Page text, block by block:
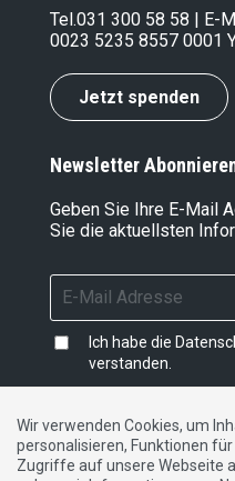
Tel.031 300 58 58 | E-
0023 5235 8557 0001
Jetzt spenden
Newsletter
Geben Sie Ihre E-Mail
Sie die aktuellsten
Ich habe die
verstanden.
Impressum|
Wir verwenden Cookies, um
personalisieren, Funktionen
Zugriffe auf unsere Webseite